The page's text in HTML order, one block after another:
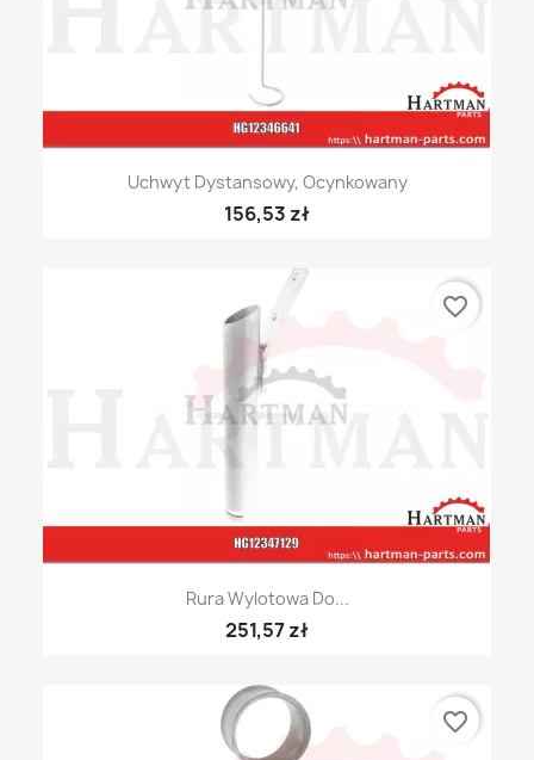
Uchwyt Dystansowy, Ocynkowany
156,53 zł
Rura Wylotowa Do...
251,57 zł
favorite_border
favorite_border